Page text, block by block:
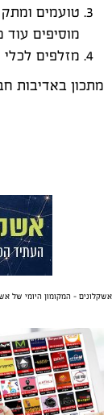
טועמים
מוסיפים עוד
מזלפים
מתכון באדיבות
אשקלונים - המקומון היומי של